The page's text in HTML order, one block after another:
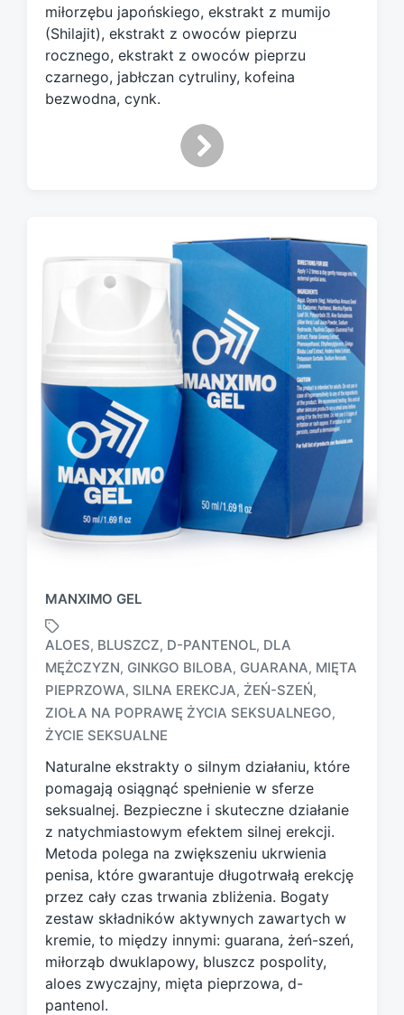
miłorzębu japońskiego, ekstrakt z mumijo
(Shilajit), ekstrakt z owoców pieprzu
rocznego, ekstrakt z owoców pieprzu
czarnego, jabłczan cytruliny, kofeina
bezwodna, cynk.
MANXIMO GEL
T
a
g
e
d
w
h
ALOES, BLUSZCZ, D-PANTENOL, DLA
MĘŻCZYZN, GINKGO BILOBA, GUARANA, MIĘTA
PIEPRZOWA, SILNA EREKCJA, ŻEŃ-SZEŃ,
ZIOŁA NA POPRAWĘ ŻYCIA SEKSUALNEGO,
ŻYCIE SEKSUALNE
Naturalne ekstrakty o silnym działaniu, które
pomagają osiągnąć spełnienie w sferze
seksualnej. Bezpieczne i skuteczne działanie
z natychmiastowym efektem silnej erekcji.
Metoda polega na zwiększeniu ukrwienia
penisa, które gwarantuje długotrwałą erekcję
przez cały czas trwania zbliżenia. Bogaty
zestaw składników aktywnych zawartych w
kremie, to między innymi: guarana, żeń-szeń,
miłorząb dwuklapowy, bluszcz pospolity,
aloes zwyczajny, mięta pieprzowa, d-
pantenol.